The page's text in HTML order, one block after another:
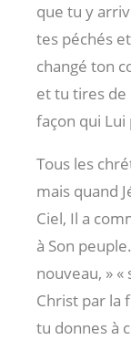
que tu y
tes péchés
changé ton
et tu tires de
façon qui Lui
Tous les
mais quand
Ciel, Il a
à Son
nouveau, » «
Christ par la
tu donnes à